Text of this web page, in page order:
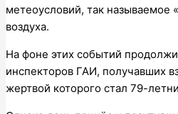
метеоусловий, так называемое
воздуха.
На фоне этих событий
инспекторов ГАИ, получавших
жертвой которого стал 79-